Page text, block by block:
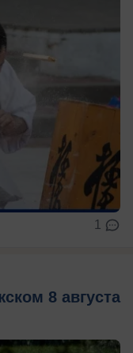
1
8 августа